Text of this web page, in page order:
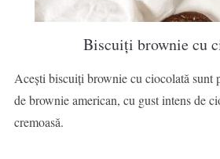
Biscuiți brownie cu
Acești biscuiți brownie cu ciocolată sunt
de brownie american, cu gust intens de
cremoasă.